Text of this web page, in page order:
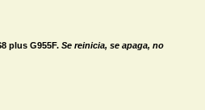
plus G955F. Se reinicia, se apaga, no